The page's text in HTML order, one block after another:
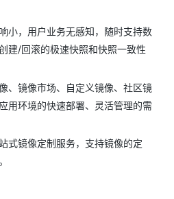
小，用户业务无感知，随时支持数
建/回滚的极速快照和快照一致性
、镜像市场、自定义镜像、社区镜
用环境的快速部署、灵活管理的需
式镜像定制服务，支持镜像的定